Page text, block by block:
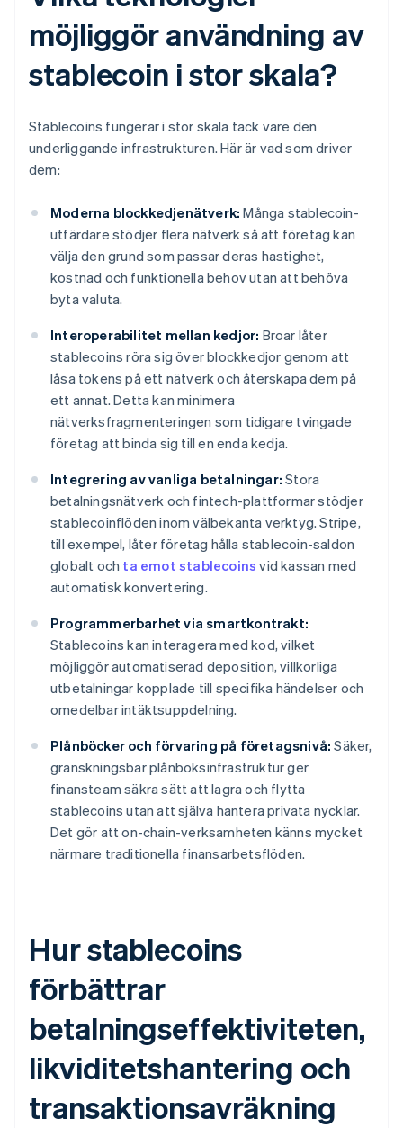
möjliggör användning av
stablecoin i stor skala?
Stablecoins fungerar i stor skala tack vare den
underliggande infrastrukturen. Här är vad som driver
dem:
Moderna blockkedjenätverk: Många stablecoin-
utfärdare stödjer flera nätverk så att företag kan
välja den grund som passar deras hastighet,
kostnad och funktionella behov utan att behöva
byta valuta.
Interoperabilitet mellan kedjor: Broar låter
stablecoins röra sig över blockkedjor genom att
låsa tokens på ett nätverk och återskapa dem på
ett annat. Detta kan minimera
nätverksfragmenteringen som tidigare tvingade
företag att binda sig till en enda kedja.
Integrering av vanliga betalningar: Stora
betalningsnätverk och fintech-plattformar stödjer
stablecoinflöden inom välbekanta verktyg. Stripe,
till exempel, låter företag hålla stablecoin-saldon
globalt och ta emot stablecoins vid kassan med
automatisk konvertering.
Programmerbarhet via smartkontrakt:
Stablecoins kan interagera med kod, vilket
möjliggör automatiserad deposition, villkorliga
utbetalningar kopplade till specifika händelser och
omedelbar intäktsuppdelning.
Plånböcker och förvaring på företagsnivå: Säker,
granskningsbar plånboksinfrastruktur ger
finansteam säkra sätt att lagra och flytta
stablecoins utan att själva hantera privata nycklar.
Det gör att on-chain-verksamheten känns mycket
närmare traditionella finansarbetsflöden.
Hur stablecoins
förbättrar
betalningseffektiviteten,
likviditetshantering och
transaktionsavräkning